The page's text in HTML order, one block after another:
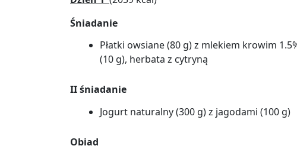
Śniadanie
Płatki owsiane (80 g) z mlekiem krowim
(10 g), herbata z cytryną
II śniadanie
Jogurt naturalny (300 g) z jagodami (100 g)
Obiad